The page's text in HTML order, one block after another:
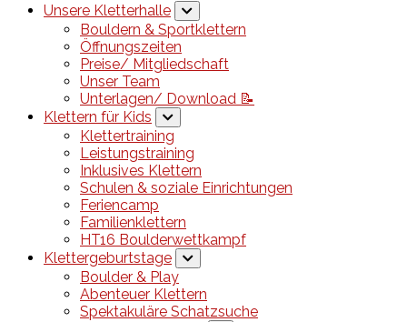
Unsere Kletterhalle
Bouldern & Sportklettern
Öffnungszeiten
Preise/ Mitgliedschaft
Unser Team
Unterlagen/ Download 📝
Klettern für Kids
Klettertraining
Leistungstraining
Inklusives Klettern
Schulen & soziale Einrichtungen
Feriencamp
Familienklettern
HT16 Boulderwettkampf
Klettergeburtstage
Boulder & Play
Abenteuer Klettern
Spektakuläre Schatzsuche